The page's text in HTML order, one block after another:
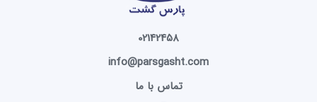
info@parsgasht.com
تماس با ما